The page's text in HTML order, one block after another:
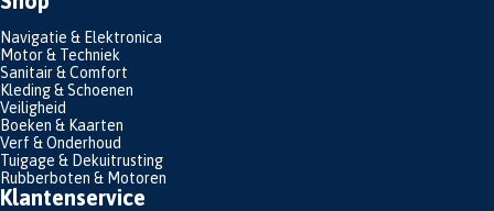
Navigatie & Elektronica
Motor & Techniek
Sanitair & Comfort
Kleding & Schoenen
Veiligheid
Boeken & Kaarten
Verf & Onderhoud
Tuigage & Dekuitrusting
Rubberboten & Motoren
Klantenservice